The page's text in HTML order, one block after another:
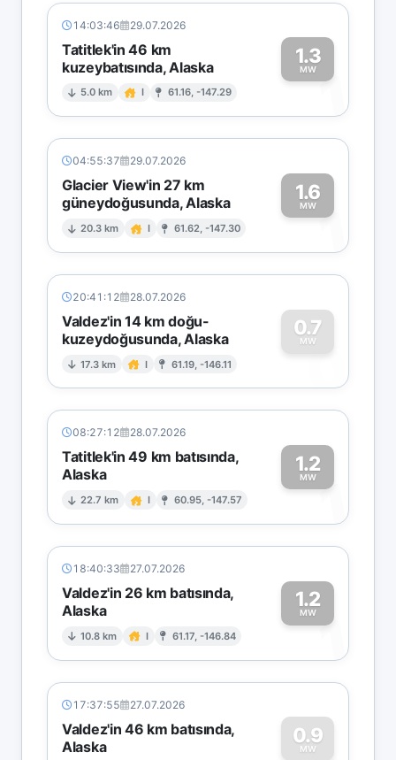
14:03:46 29.07.2026
Tatitlek'in 46 km
kuzeybatısında, Alaska
5.0 km I 61.16, -147.29
1.3
MW1
04:55:37 29.07.2026
Glacier View'in 27 km
güneydoğusunda, Alaska
20.3 km I 61.62, -147.30
1.6
MW1
20:41:12 28.07.2026
Valdez'in 14 km doğu-
kuzeydoğusunda, Alaska
17.3 km I 61.19, -146.11
0.7
MW
0
08:27:12 28.07.2026
Tatitlek'in 49 km batısında,
Alaska
22.7 km I 60.95, -147.57
1.2
MW1
18:40:33 27.07.2026
Valdez'in 26 km batısında,
Alaska
10.8 km I 61.17, -146.84
1.2
MW1
17:37:55 27.07.2026
Valdez'in 46 km batısında,
Alaska
0.9
MW